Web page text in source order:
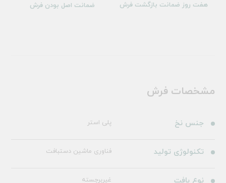
هفت روز ضمانت بازگشت فرش ضمانت اصل بودن فرش
مشخصات فرش
جنس نخ پلی استر
تکنولوژی تولید فناوری ماشین دستبافت
نوع بافت غیربرجسته